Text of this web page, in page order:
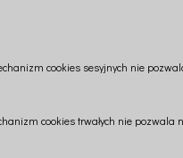
cookies sesyjnych nie
cookies trwałych nie pozwala